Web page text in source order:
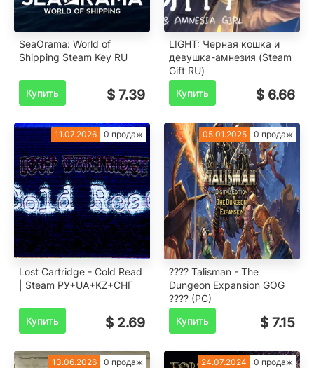
SeaOrama: World of
Shipping Steam Key RU
Купить $ 7.39
LIGHT: Черная кошка и
девушка-амнезия (Steam
Gift RU)
Купить
$ 6.66
11.07.2026 0 продаж
Lost Cartridge - Cold Read
| Steam РУ+UA+KZ+СНГ
Купить $ 2.69
05.01.2025 0 продаж
???? Talisman - The
Dungeon Expansion GOG
???? (PC)
Купить
$ 7.15
13.06.2026 0 продаж 24.07.2024 0 продаж